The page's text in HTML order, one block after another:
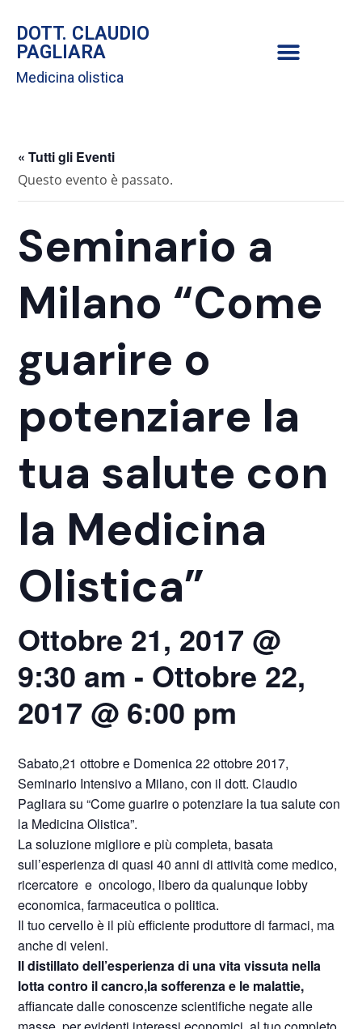
DOTT. CLAUDIO
PAGLIARA
Medicina olistica
« Tutti gli Eventi
Questo evento è passato.
Seminario a
Milano “Come
guarire o
potenziare la
tua salute con
la Medicina
Olistica”
Ottobre 21, 2017 @
9:30 am - Ottobre 22,
2017 @ 6:00 pm
Sabato,21 ottobre e Domenica 22 ottobre 2017,
Seminario Intensivo a Milano, con il dott. Claudio
Pagliara su “Come guarire o potenziare la tua salute con
la Medicina Olistica”.
La soluzione migliore e più completa, basata
sull’esperienza di quasi 40 anni di attività come medico,
ricercatore e oncologo, libero da qualunque lobby
economica, farmaceutica o politica.
Il tuo cervello è il più efficiente produttore di farmaci, ma
anche di veleni.
Il distillato dell’esperienza di una vita vissuta nella
lotta contro il cancro,la sofferenza e le malattie,
affiancate dalle conoscenze scientifiche negate alle